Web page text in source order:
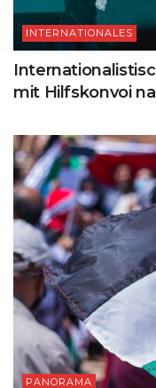
INTERNATIONALES
mit Hilfskonvoi
PANORAMA